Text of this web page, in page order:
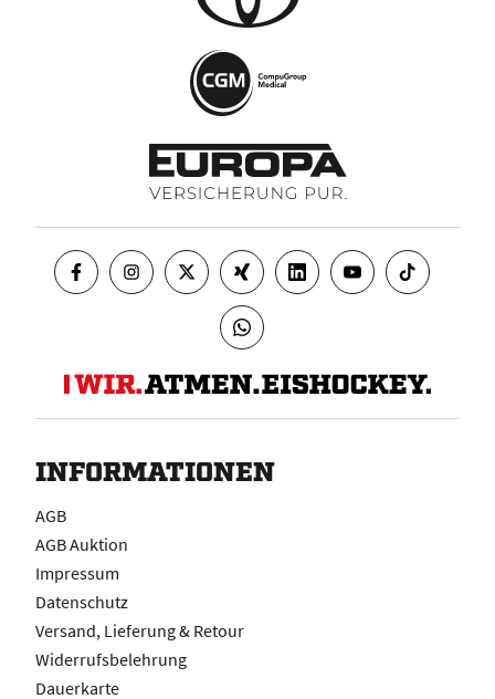
INFORMATIONEN
AGB
AGB Auktion
Impressum
Datenschutz
Versand, Lieferung & Retour
Widerrufsbelehrung
Dauerkarte